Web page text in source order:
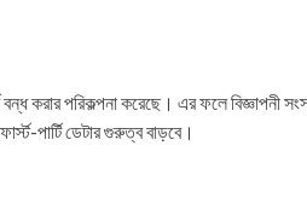
করার পরিকল্পনা করেছে। এর ফলে বিজ্ঞাপনী
পার্টি ডেটার গুরুত্ব বাড়বে।